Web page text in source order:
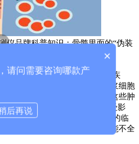
仪品牌科普知识：骨髓里面的“伪装
说说:骨髓瘤是一种恶性浆细胞疾
骨髓中的浆细胞。它是由骨髓浆细胞
蛋白或轻链过量产生引起的。这些肿
溶解和破坏骨骼。脊柱最容易受影
头骨、长骨等。骨痛为最常见的临
力、贫血、肝、脾肿大、肾功能不全
×
请问需要咨询哪款产
后再说